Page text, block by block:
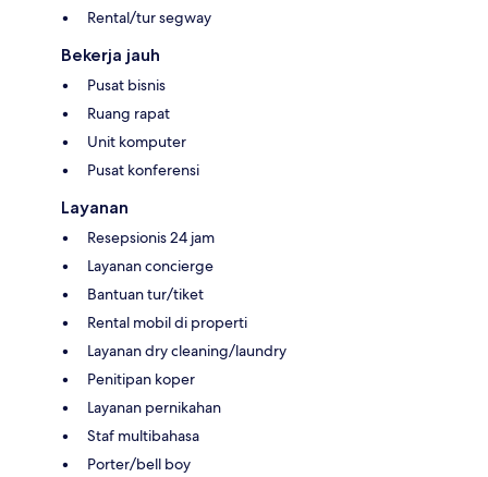
Rental/tur segway
Bekerja jauh
Pusat bisnis
Ruang rapat
Unit komputer
Pusat konferensi
Layanan
Resepsionis 24 jam
Layanan concierge
Bantuan tur/tiket
Rental mobil di properti
Layanan dry cleaning/laundry
Penitipan koper
Layanan pernikahan
Staf multibahasa
Porter/bell boy